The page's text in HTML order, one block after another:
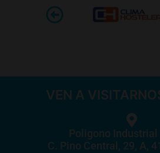
VEN A
Poligono Industrial
C. Pino Central, 29, A,